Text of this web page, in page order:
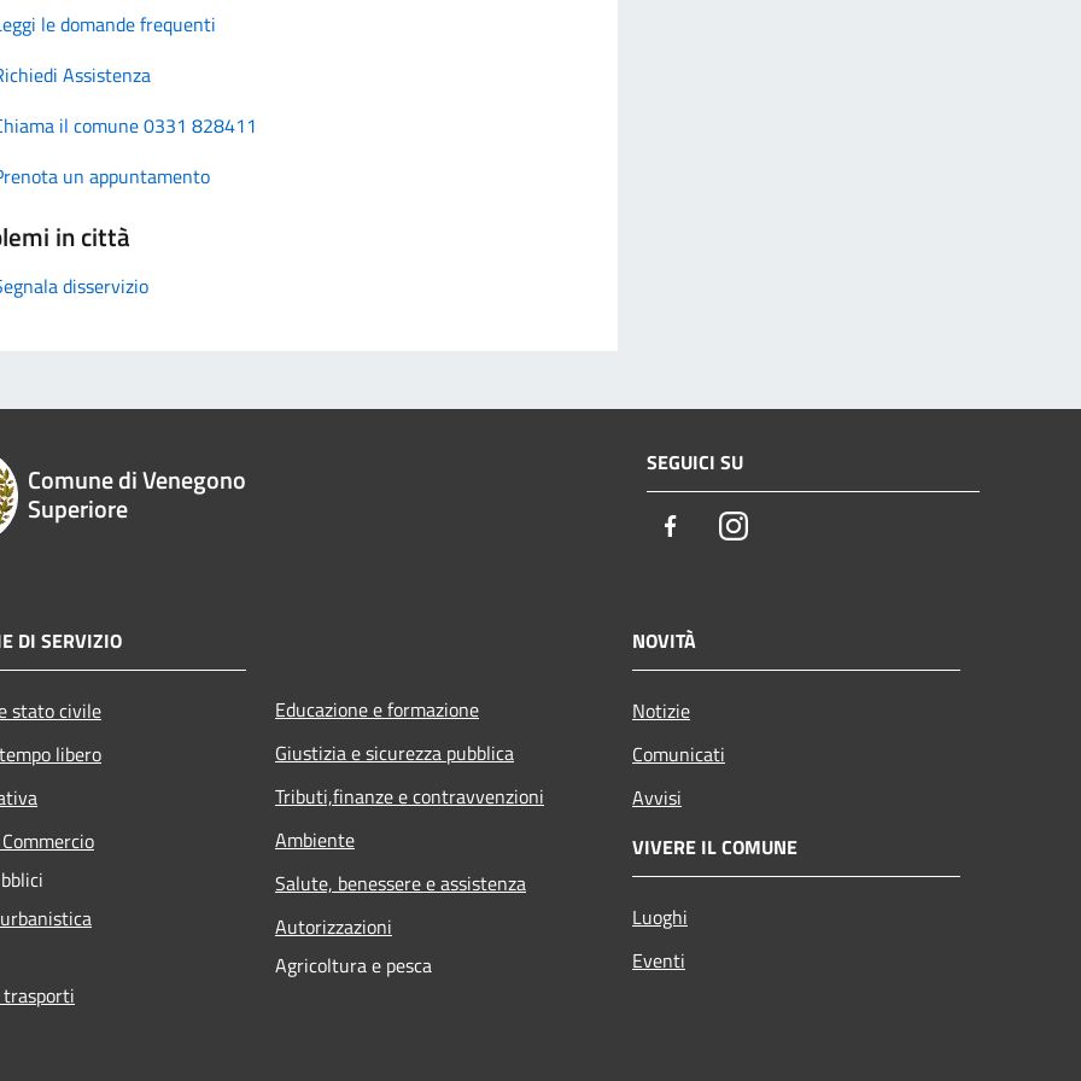
le domande frequenti
Assistenza
il comune 0331 828411
un appuntamento
in città
disservizio
Comune di Venegono
Superiore
SEGUICI SU
FacebookInstagram
DI SERVIZIO
stato civile
libero
Educazione e formazione
Giustizia e sicurezza pubblica
Tributi,finanze e contravvenzioni
Ambiente
Salute, benessere e assistenza
Autorizzazioni
Agricoltura e pesca
NOVITÀ
Notizie
Comunicati
Avvisi
VIVERE IL COMUNE
Luoghi
Eventi